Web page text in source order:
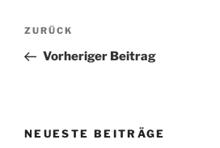
Beitragsnavigation
Vorheriger
Beitrag
ZURÜCK
Vorheriger Beitrag
NEUESTE BEITRÄGE